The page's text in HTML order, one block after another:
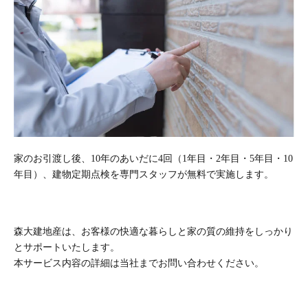
家のお引渡し後、10年のあいだに4回（1年目・2年目・5年目・10
年目）、建物定期点検を専門スタッフが無料で実施します。
森大建地産は、お客様の快適な暮らしと家の質の維持をしっかり
とサポートいたします。
本サービス内容の詳細は当社までお問い合わせください。